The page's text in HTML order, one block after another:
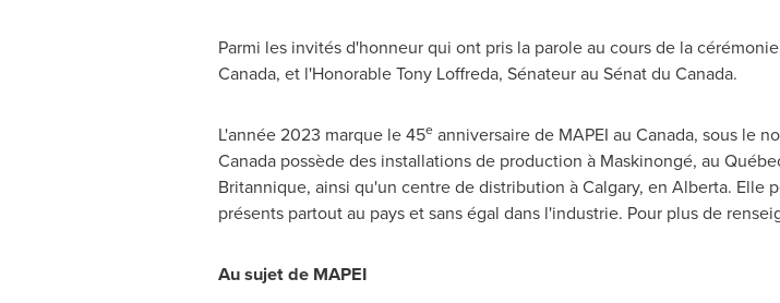
Parmi les invités d'honneur qui ont pris la parole au cours de la
Canada, et l'Honorable Tony Loffreda, Sénateur au Sénat du Canada.
L'année 2023 marque le 45eanniversaire de MAPEI au Canada, sous le
Canada possède des installations de production à Maskinongé, au
Britannique, ainsi qu'un centre de distribution àCalgary, en Alberta. Elle
présents partout au pays et sans égal dans l'industrie. Pour plus de
Au sujet de MAPEI